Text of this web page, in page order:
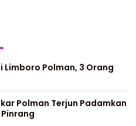
Limboro Polman, 3 Orang
Polman Terjun Padamkan